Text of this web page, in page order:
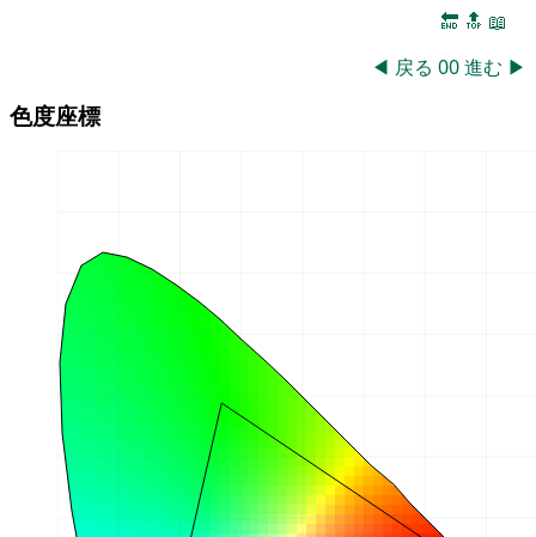
🔚 🔝 📖
◀ 戻る 00進む ▶
色度座標